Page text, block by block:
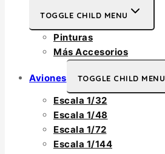
TOGGLE CHILD MENU
Pinturas
Más Accesorios
Aviones TOGGLE CHILD MENU
Escala 1/32
Escala 1/48
Escala 1/72
Escala 1/144